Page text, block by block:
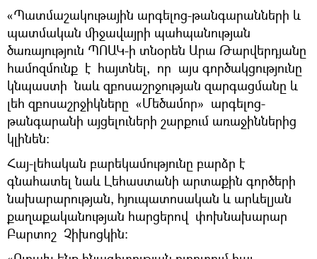
«Պատմաշակութային արգելոց-թանգարանների և
պատմական միջավայրի պահպանության
ծառայություն ՊՈԱԿ-ի տնօրեն Արա Թարվերդյանը
համոզմունք է հայտնել, որ այս գործակցությունը
կնպաստի նաև զբոսաշրջության զարգացմանը և
լեհ զբոսաշրջիկները «Մեծամոր» արգելոց-
թանգարանի այցելուների շարքում առաջիններից
կլինեն:
Հայ-լեհական բարեկամությունը բարձր է
գնահատել նաև Լեհաստանի արտաքին գործերի
նախարարության, հյուպատոսական և արևելյան
քաղաքականության հարցերով փոխնախարար
Բարտոշ Չիխոցկին: